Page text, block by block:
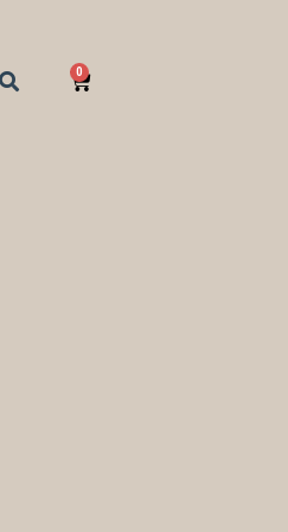
0
Carrinho